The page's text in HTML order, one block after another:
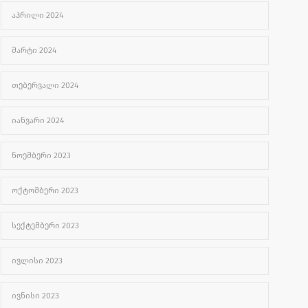
ᲐᲞᲠᲘᲚᲘ 2024
ᲛᲐᲠᲢᲘ 2024
ᲗᲔᲑᲔᲠᲕᲐᲚᲘ 2024
ᲘᲐᲜᲕᲐᲠᲘ 2024
ᲜᲝᲔᲛᲑᲔᲠᲘ 2023
ᲝᲥᲢᲝᲛᲑᲔᲠᲘ 2023
ᲡᲔᲥᲢᲔᲛᲑᲔᲠᲘ 2023
ᲘᲕᲚᲘᲡᲘ 2023
ᲘᲕᲜᲘᲡᲘ 2023